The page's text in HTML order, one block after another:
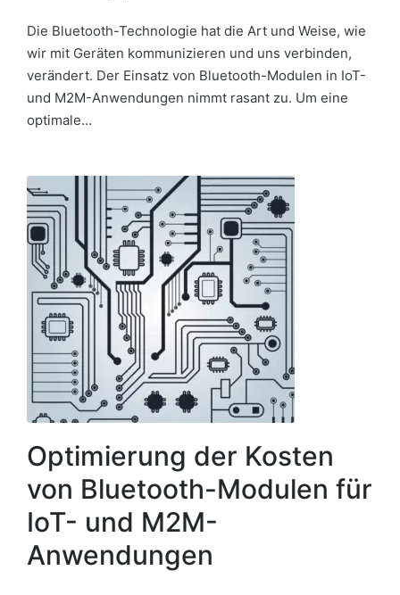
Die Bluetooth-Technologie hat die Art und Weise, wie
wir mit Geräten kommunizieren und uns verbinden,
verändert. Der Einsatz von Bluetooth-Modulen in IoT-
und M2M-Anwendungen nimmt rasant zu. Um eine
optimale…
Optimierung der Kosten
von Bluetooth-Modulen für
IoT- und M2M-
Anwendungen